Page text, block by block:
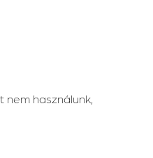
használunk,